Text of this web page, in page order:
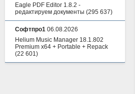
Eagle PDF Editor 1.8.2 -
редактируем документы (295 637)
Софтпро1 06.08.2026
Helium Music Manager 18.1.802
Premium x64 + Portable + Repack
(22 601)